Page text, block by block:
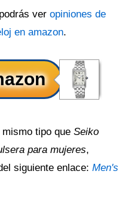
ver opiniones de
en amazon.
tipo que Seiko
para mujeres,
siguiente enlace: Men's